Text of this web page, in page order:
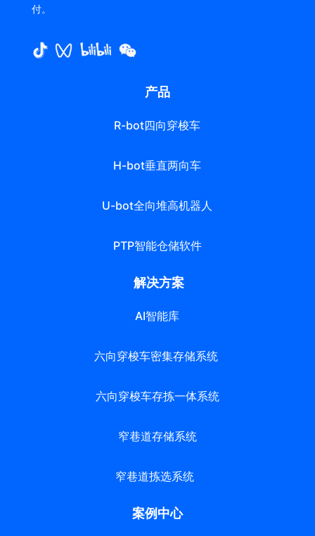
付。
产品
R-bot四向穿梭车
H-bot垂直两向车
U-bot全向堆高机器人
PTP智能仓储软件
解决方案
AI智能库
六向穿梭车密集存储系统
六向穿梭车存拣一体系统
窄巷道存储系统
窄巷道拣选系统
案例中心